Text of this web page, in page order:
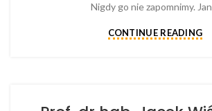
Nigdy go nie zapomnimy. Jan
CONTINUE READING